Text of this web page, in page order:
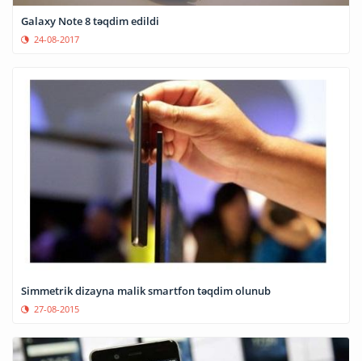
Galaxy Note 8 təqdim edildi
24-08-2017
Simmetrik dizayna malik smartfon təqdim olunub
27-08-2015